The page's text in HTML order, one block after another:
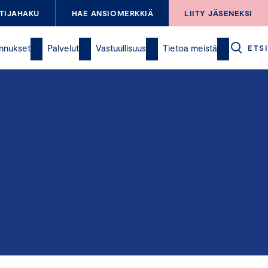
HAE ANSIOMERKKIÄ LIITY JÄSENEKSI
Palvelut Vastuullisuus Tietoa meistä ETSI